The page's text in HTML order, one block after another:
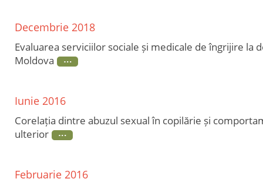
Decembrie 2018
Evaluarea serviciilor sociale și medicale de îngrijire la
Moldova
Iunie 2016
Corelația dintre abuzul sexual în copilărie și
ulterior
Februarie 2016